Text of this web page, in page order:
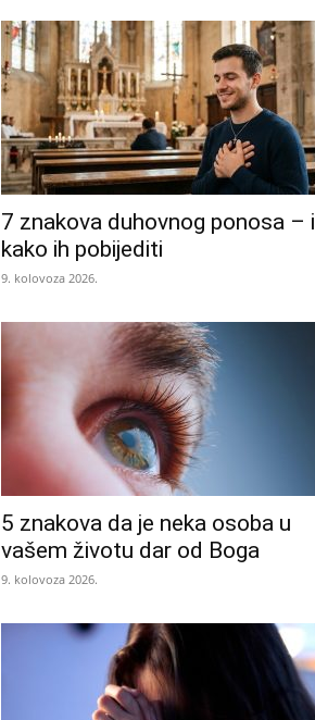
7 znakova duhovnog ponosa – i
kako ih pobijediti
9. kolovoza 2026.
5 znakova da je neka osoba u
vašem životu dar od Boga
9. kolovoza 2026.